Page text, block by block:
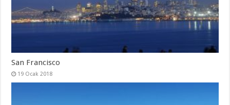
San Francisco
19 Ocak 2018